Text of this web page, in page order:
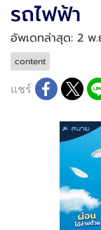
รถไฟฟ้า
อัพเดทล่าสุด: 2 พ
content
แชร์